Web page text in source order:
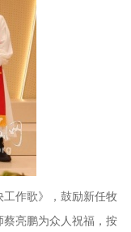
作歌》，鼓励新任牧
亮鹏为众人祝福，按